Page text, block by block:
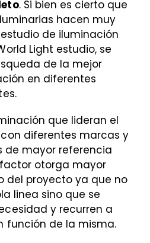
. Si bien es cierto que
hacen muy
de iluminación
Light estudio, se
de la mejor
en diferentes
que lideran el
diferentes marcas y
de mayor referencia
otorga mayor
del proyecto ya que no
linea sino que se
y recurren a
función de la misma.